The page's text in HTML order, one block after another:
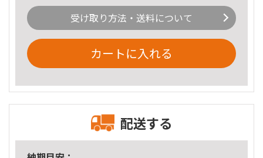
受け取り方法・送料について
カートに入れる
配送する